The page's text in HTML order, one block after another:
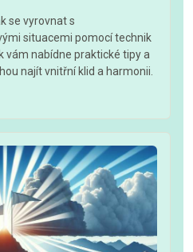
se vyrovnat s
situacemi pomocí technik
vám nabídne praktické tipy a
najít vnitřní klid a harmonii.